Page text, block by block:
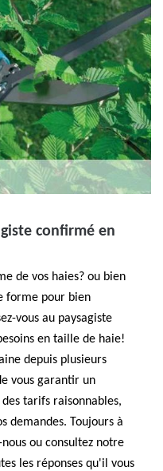
confirmé en
de vos haies? ou bien
forme pour bien
vous au paysagiste
en taille de haie!
depuis plusieurs
vous garantir un
tarifs raisonnables,
demandes. Toujours à
nous ou consultez notre
les réponses qu'il vous